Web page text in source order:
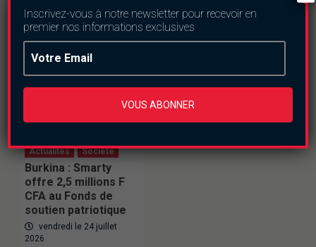
Actualités Societe
Burkina : Smarty
offre 2,5 millions F
CFA au Fonds de
soutien patriotique
vendredi le 24 juillet
2026
Inscrivez-vous à notre newsletter pour recevoir en
premier nos informations exclusives
VOUS ABONNER